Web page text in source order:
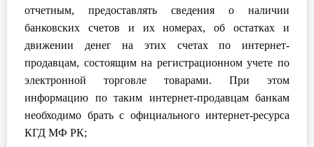
отчетным, предоставлять сведения о наличии
банковских счетов и их номерах, об остатках и
движении денег на этих счетах по интернет-
продавцам, состоящим на регистрационном учете по
электронной торговле товарами. При этом
информацию по таким интернет-продавцам банкам
необходимо брать с официального интернет-ресурса
КГД МФ РК;